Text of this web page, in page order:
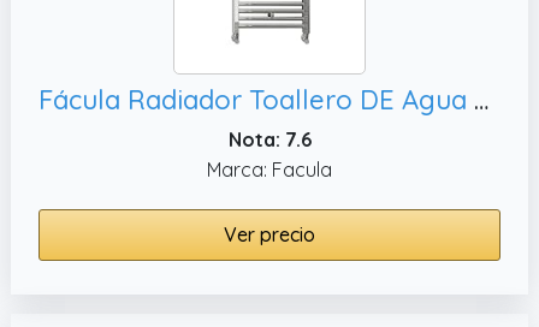
Fácula Radiador Toallero DE Agua Ocean Cromado (0803x500m)
Nota: 7.6
Marca: Facula
Ver precio